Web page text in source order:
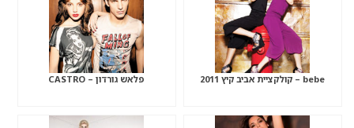
bebe – קולקציית אביב קיץ 2011 פלאש גורדון – CASTRO